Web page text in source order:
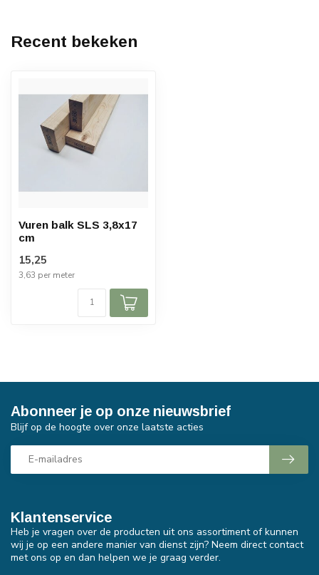
Recent bekeken
Vuren balk SLS 3,8x17
cm
15,25
3,63 per meter
Klantenservice
Heb je vragen over de producten uit ons assortiment of kunnen
wij je op een andere manier van dienst zijn? Neem direct contact
met ons op en dan helpen we je graag verder.
Abonneer je op onze nieuwsbrief
Blijf op de hoogte over onze laatste acties